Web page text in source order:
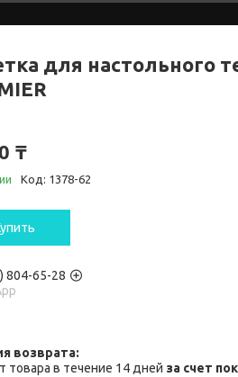
для настольного
₸
Код: 1378-62
804-65-28
товара в течение 14 дней за счет